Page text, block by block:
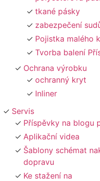
tkané pásky
zabezpečení
Pojistka malého
Tvorba balení
Ochrana výrobku
ochranný kryt
Inliner
Servis
Příspěvky na blogu
Aplikační videa
Šablony schémat
dopravu
Ke stažení na